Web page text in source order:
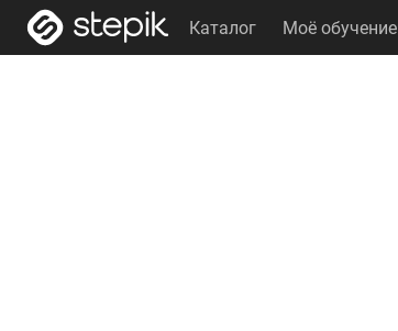
Каталог Моё обучение